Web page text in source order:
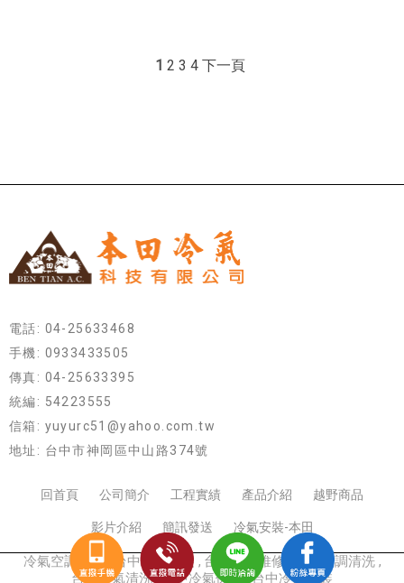
1 2 3 4 下一頁
電話: 04-25633468
手機: 0933433505
傳真: 04-25633395
統編: 54223555
信箱: yuyurc51@yahoo.com.tw
地址: 台中市神岡區中山路374號
回首頁 公司簡介 工程實績 產品介紹 越野商品
影片介紹 簡訊發送 冷氣安裝-本田
冷氣空調工程 台中空調安裝 台中空調維修
台中空調清洗
台中冷氣清洗 台中冷氣保養 台中冷氣安裝